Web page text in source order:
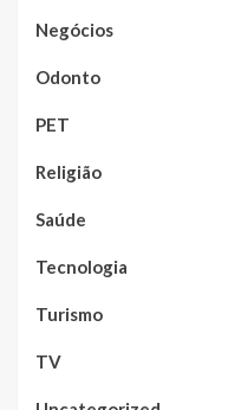
Negócios
Odonto
PET
Religião
Saúde
Tecnologia
Turismo
TV